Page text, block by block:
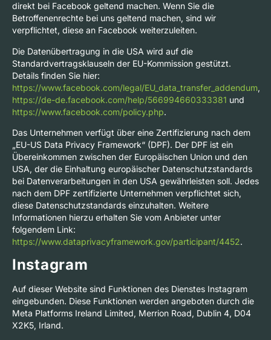
direkt bei Facebook geltend machen. Wenn Sie die
Betroffenenrechte bei uns geltend machen, sind wir
verpflichtet, diese an Facebook weiterzuleiten.
Die Datenübertragung in die USA wird auf die
Standardvertragsklauseln der EU-Kommission gestützt.
Details finden Sie hier:
https://www.facebook.com/legal/EU_data_transfer_addendum,
https://de-de.facebook.com/help/566994660333381 und
https://www.facebook.com/policy.php.
Das Unternehmen verfügt über eine Zertifizierung nach dem
„EU-US Data Privacy Framework“ (DPF). Der DPF ist ein
Übereinkommen zwischen der Europäischen Union und den
USA, der die Einhaltung europäischer Datenschutzstandards
bei Datenverarbeitungen in den USA gewährleisten soll. Jedes
nach dem DPF zertifizierte Unternehmen verpflichtet sich,
diese Datenschutzstandards einzuhalten. Weitere
Informationen hierzu erhalten Sie vom Anbieter unter
folgendem Link:
https://www.dataprivacyframework.gov/participant/4452.
Instagram
Auf dieser Website sind Funktionen des Dienstes Instagram
eingebunden. Diese Funktionen werden angeboten durch die
Meta Platforms Ireland Limited, Merrion Road, Dublin 4, D04
X2K5, Irland.